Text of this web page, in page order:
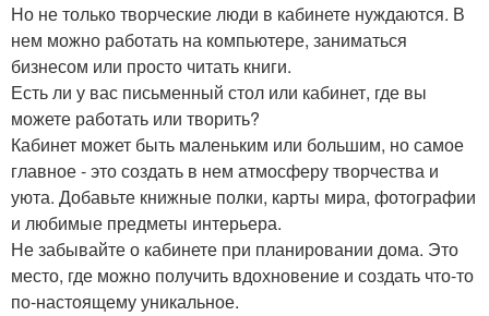
Но не только творческие люди в кабинете нуждаются. В
нем можно работать на компьютере, заниматься
бизнесом или просто читать книги.
Есть ли у вас письменный стол или кабинет, где вы
можете работать или творить?
Кабинет может быть маленьким или большим, но самое
главное - это создать в нем атмосферу творчества и
уюта. Добавьте книжные полки, карты мира, фотографии
и любимые предметы интерьера.
Не забывайте о кабинете при планировании дома. Это
место, где можно получить вдохновение и создать что-то
по-настоящему уникальное.